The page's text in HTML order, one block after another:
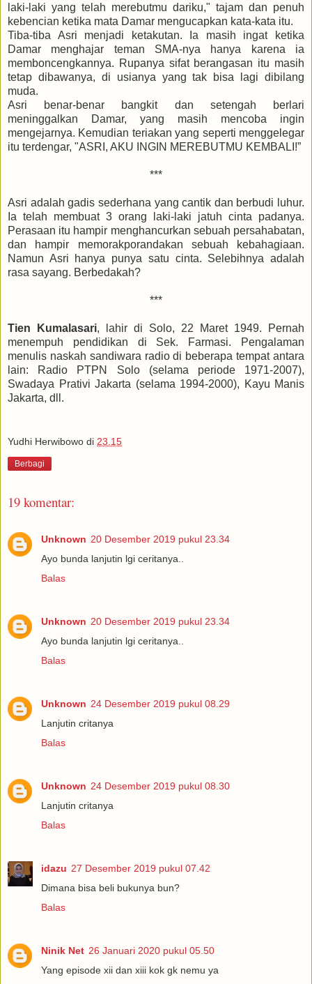
laki-laki yang telah merebutmu dariku," tajam dan penuh
kebencian ketika mata Damar mengucapkan kata-kata itu.
Tiba-tiba Asri menjadi ketakutan. Ia masih ingat ketika
Damar menghajar teman SMA-nya hanya karena ia
memboncengkannya. Rupanya sifat berangasan itu masih
tetap dibawanya, di usianya yang tak bisa lagi dibilang
muda.
Asri benar-benar bangkit dan setengah berlari
meninggalkan Damar, yang masih mencoba ingin
mengejarnya. Kemudian teriakan yang seperti menggelegar
itu terdengar, "ASRI, AKU INGIN MEREBUTMU KEMBALI!”
***
Asri adalah gadis sederhana yang cantik dan berbudi luhur.
Ia telah membuat 3 orang laki-laki jatuh cinta padanya.
Perasaan itu hampir menghancurkan sebuah persahabatan,
dan hampir memorakporandakan sebuah kebahagiaan.
Namun Asri hanya punya satu cinta. Selebihnya adalah
rasa sayang. Berbedakah?
***
Tien Kumalasari, lahir di Solo, 22 Maret 1949. Pernah
menempuh pendidikan di Sek. Farmasi. Pengalaman
menulis naskah sandiwara radio di beberapa tempat antara
lain: Radio PTPN Solo (selama periode 1971-2007),
Swadaya Prativi Jakarta (selama 1994-2000), Kayu Manis
Jakarta, dll.
Yudhi Herwibowo di 23.15
Berbagi
19 komentar:
Unknown 20 Desember 2019 pukul 23.34
Ayo bunda lanjutin lgi ceritanya..
Balas
Unknown 20 Desember 2019 pukul 23.34
Ayo bunda lanjutin lgi ceritanya..
Balas
Unknown 24 Desember 2019 pukul 08.29
Lanjutin critanya
Balas
Unknown 24 Desember 2019 pukul 08.30
Lanjutin critanya
Balas
idazu 27 Desember 2019 pukul 07.42
Dimana bisa beli bukunya bun?
Balas
Ninik Net 26 Januari 2020 pukul 05.50
Yang episode xii dan xiii kok gk nemu ya